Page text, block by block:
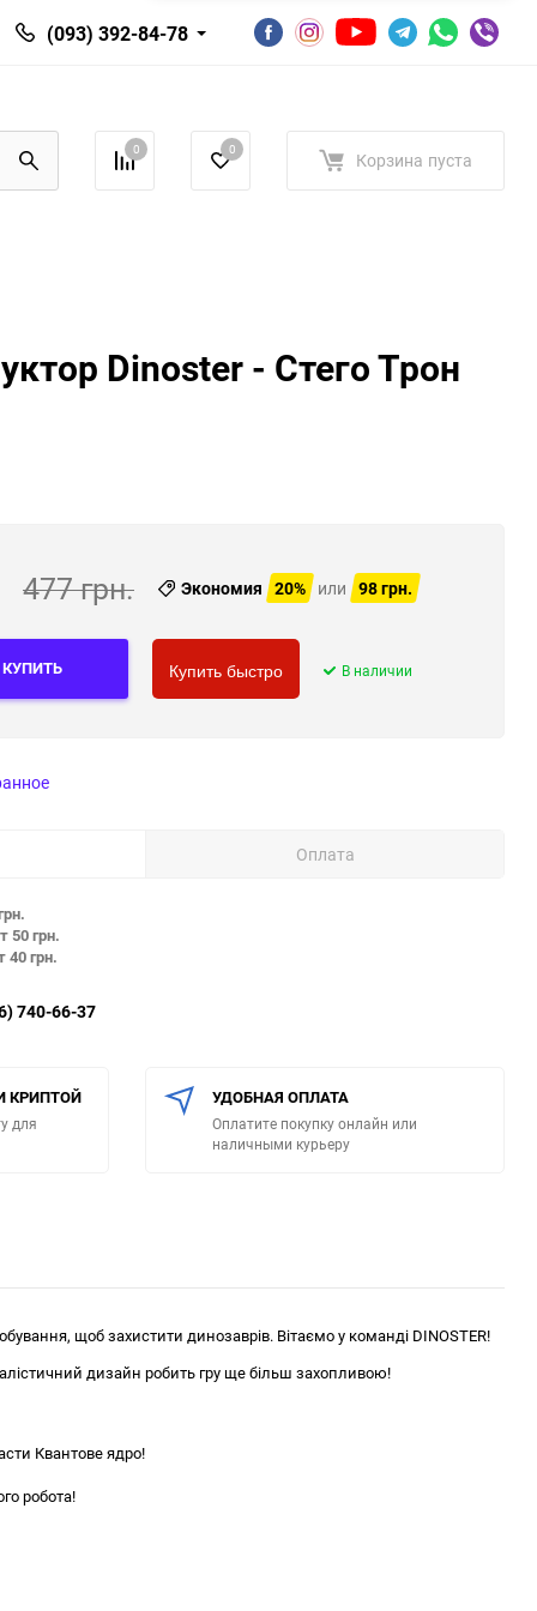
(093) 392-84-78
0 0 Корзина пуста
Dinoster - Стего Трон
477 грн. Экономия 20% или 98 грн.
КУПИТЬ Купить быстро В наличии
Оплата
50 грн.
40 грн.
740-66-37
КРИПТОЙ
для
УДОБНАЯ ОПЛАТА
Оплатите покупку онлайн или
наличными курьеру
щоб захистити динозаврів. Вітаємо у команді DINOSTER!
дизайн робить гру ще більш захопливою!
Квантове ядро!
робота!